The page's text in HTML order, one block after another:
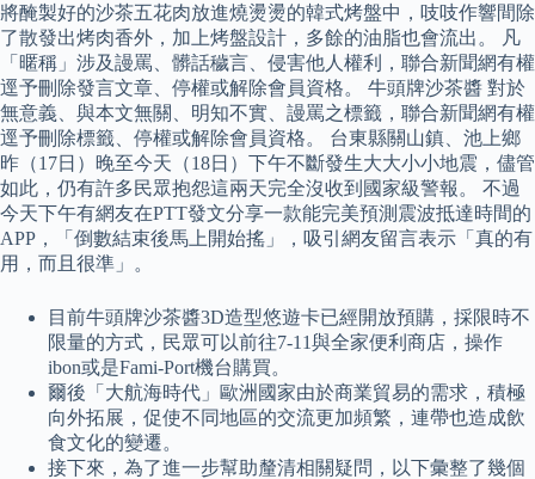
將醃製好的沙茶五花肉放進燒燙燙的韓式烤盤中，吱吱作響間除
了散發出烤肉香外，加上烤盤設計，多餘的油脂也會流出。 凡
「暱稱」涉及謾罵、髒話穢言、侵害他人權利，聯合新聞網有權
逕予刪除發言文章、停權或解除會員資格。 牛頭牌沙茶醬 對於
無意義、與本文無關、明知不實、謾罵之標籤，聯合新聞網有權
逕予刪除標籤、停權或解除會員資格。 台東縣關山鎮、池上鄉
昨（17日）晚至今天（18日）下午不斷發生大大小小地震，儘管
如此，仍有許多民眾抱怨這兩天完全沒收到國家級警報。 不過
今天下午有網友在PTT發文分享一款能完美預測震波抵達時間的
APP，「倒數結束後馬上開始搖」，吸引網友留言表示「真的有
用，而且很準」。
目前牛頭牌沙茶醬3D造型悠遊卡已經開放預購，採限時不
限量的方式，民眾可以前往7-11與全家便利商店，操作
ibon或是Fami-Port機台購買。
爾後「大航海時代」歐洲國家由於商業貿易的需求，積極
向外拓展，促使不同地區的交流更加頻繁，連帶也造成飲
食文化的變遷。
接下來，為了進一步幫助釐清相關疑問，以下彙整了幾個